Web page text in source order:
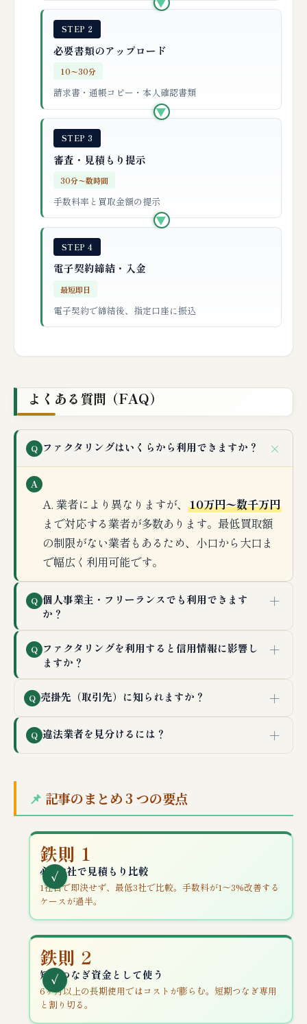
▶
STEP 2
必要書類のアップロード
10〜30分
請求書・通帳コピー・本人確認書類
▶
STEP 3
審査・見積もり提示
30分〜数時間
手数料率と買取金額の提示
▶
STEP 4
電子契約締結・入金
最短即日
電子契約で締結後、指定口座に振込
よくある質問（FAQ）
Q ファクタリングはいくらから利用できますか？ ＋
A
A. 業者により異なりますが、10万円〜数千万円
まで対応する業者が多数あります。最低買取額
の制限がない業者もあるため、小口から大口ま
で幅広く利用可能です。
Q 個人事業主・フリーランスでも利用できます
か？
＋
Q ファクタリングを利用すると信用情報に影響し
ますか？
＋
Q 売掛先（取引先）に知られますか？ ＋
Q 違法業者を見分けるには？ ＋
記事のまとめ 3 つの要点
鉄則 1
必ず3社で見積もり比較
1社目で即決せず、最低3社で比較。手数料が1〜3%改善する
ケースが過半。
鉄則 2
短期つなぎ資金として使う
6ヶ月以上の長期使用ではコストが膨らむ。短期つなぎ専用
と割り切る。